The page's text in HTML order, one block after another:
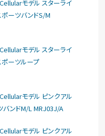
モデル スターライ
ポーツバンドS/M
モデル スターライ
ポーツループ
モデル ピンクアル
バンドM/L MRJ03J/A
モデル ピンクアル